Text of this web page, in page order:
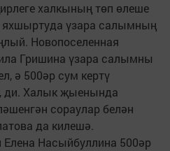
халкының төп өлеше
үзара салымның
Новопоселенная
Гришина үзара салымны
ә 500әр сум кертү
ди. Халык җыенында
сораулар белән
да килешә.
Насыйбуллина 500әр